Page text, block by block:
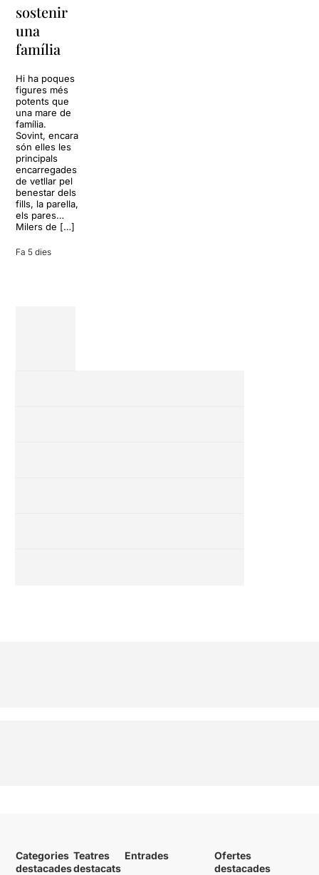
sostenir
una
família
Hi ha poques
figures més
potents que
una mare de
família.
Sovint, encara
són elles les
principals
encarregades
de vetllar pel
benestar dels
fills, la parella,
els pares…
Milers de […]
Fa 5 dies
Categories
destacades
Teatres
destacats
Entrades
Ofertes
destacades